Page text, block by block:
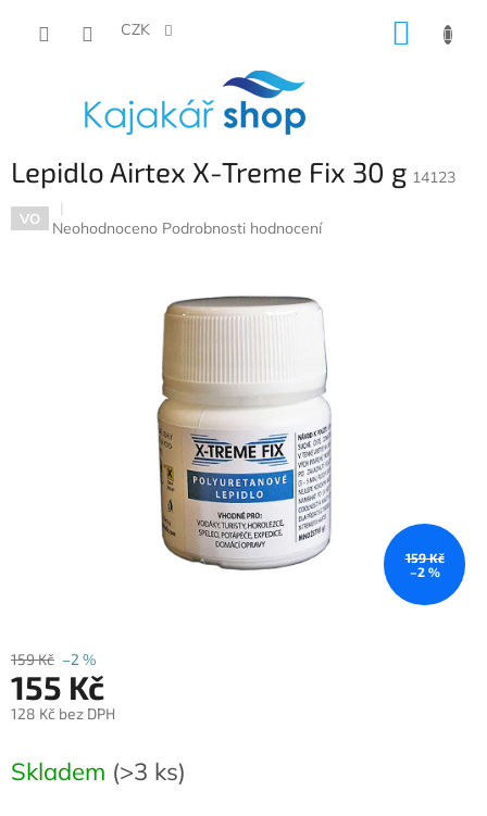
CZK
Lepidlo Airtex X-Treme Fix 30 g 14123
VO
Průměrné
Neohodnoceno Podrobnosti hodnocení
159 Kč
–2 %
159 Kč –2 %
155 Kč
128 Kč bez DPH
cena:
Skladem (>3 ks)